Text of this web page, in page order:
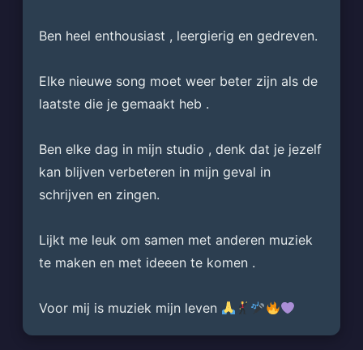
Ben heel enthousiast , leergierig en gedreven.
Elke nieuwe song moet weer beter zijn als de
laatste die je gemaakt heb .
Ben elke dag in mijn studio , denk dat je jezelf
kan blijven verbeteren in mijn geval in
schrijven en zingen.
Lijkt me leuk om samen met anderen muziek
te maken en met ideeen te komen .
Voor mij is muziek mijn leven